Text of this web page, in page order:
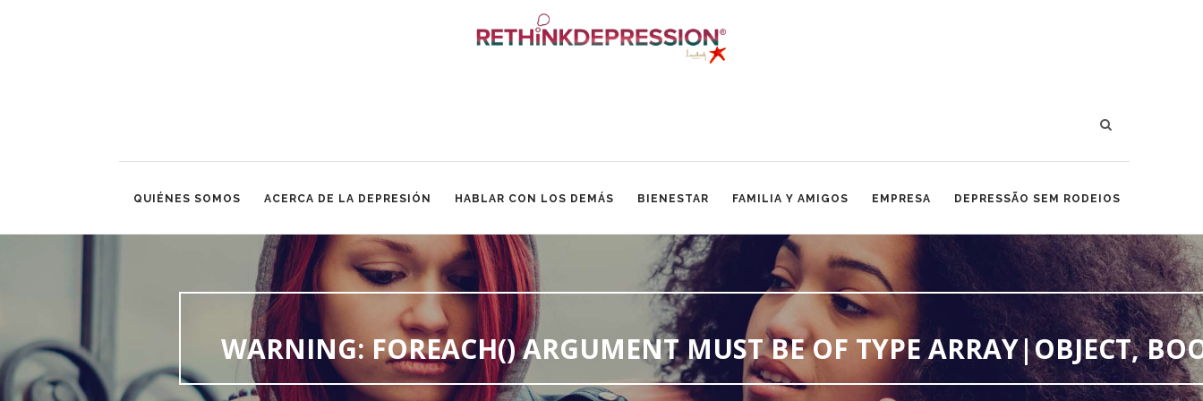
QUIÉNES SOMOS ACERCA DE LA DEPRESIÓN HABLAR CON LOS DEMÁS BIENESTAR FAMILIA Y AMIGOS EMPRESA DEPRESSÃO SEM RODEIOS
WARNING: FOREACH() ARGUMENT MUST BE OF TYPE ARRAY|OBJECT,